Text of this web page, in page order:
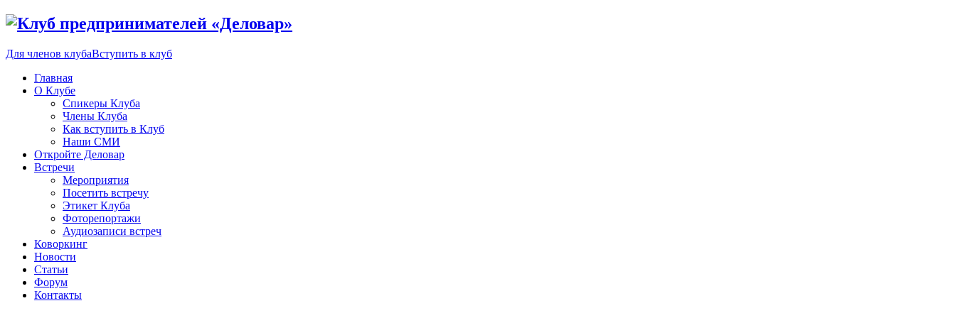
Для членов клубаВступить в клуб
Главная
О Клубе
Спикеры Клуба
Члены Клуба
Как вступить в Клуб
Наши СМИ
Откройте Деловар
Встречи
Мероприятия
Посетить встречу
Этикет Клуба
Фоторепортажи
Аудиозаписи встреч
Коворкинг
Новости
Статьи
Форум
Контакты